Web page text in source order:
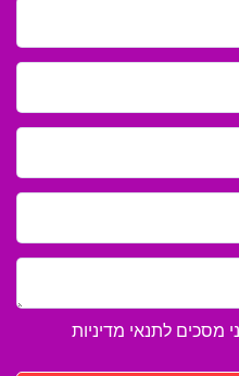
מסכים לתנאי מדיניות